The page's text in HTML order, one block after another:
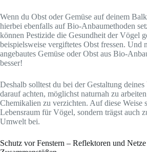
Wenn du Obst oder Gemüse auf deinem
hierbei ebenfalls auf Bio-Anbaumethoden
können Pestizide die Gesundheit der Vögel
beispielsweise vergiftetes Obst fressen. Und
angebautes Gemüse oder Obst aus Bio-
besser!
Deshalb solltest du bei der Gestaltung
darauf achten, möglichst naturnah zu
Chemikalien zu verzichten. Auf diese Weise
Lebensraum für Vögel, sondern trägst auch
Umwelt bei.
Schutz vor Fenstern – Reflektoren und